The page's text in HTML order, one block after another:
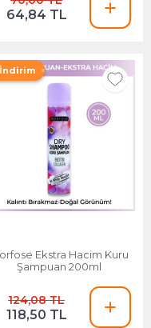
64,84 TL
Ekstra Hacim Kuru
Şampuan 200ml
124,08 TL
118,50 TL